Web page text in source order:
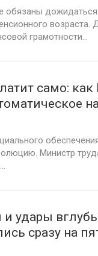
обязаны дожидаться
возраста.
грамотности...
само: как
Министр
удары
сразу на
СВО на